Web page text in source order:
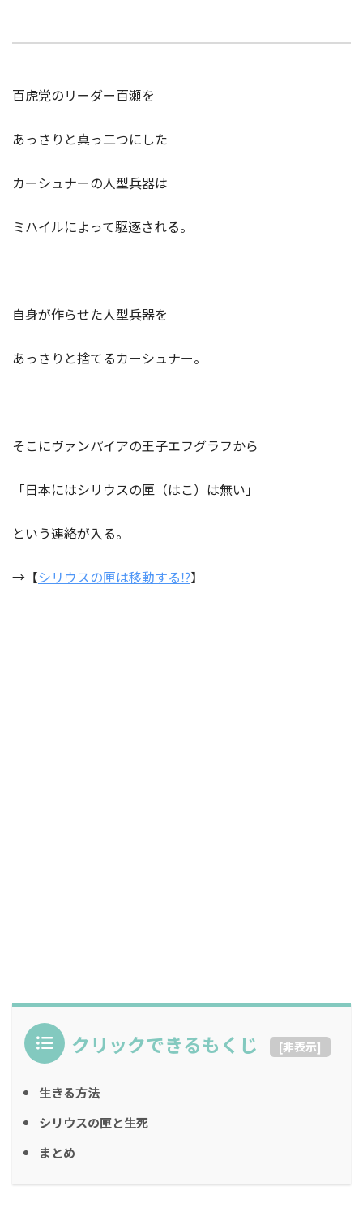
百虎党のリーダー百瀬を
あっさりと真っ二つにした
カーシュナーの人型兵器は
ミハイルによって駆逐される。
自身が作らせた人型兵器を
あっさりと捨てるカーシュナー。
そこにヴァンパイアの王子エフグラフから
「日本にはシリウスの匣（はこ）は無い」
という連絡が入る。
→【シリウスの匣は移動する⁉︎】
クリックできるもくじ [非表示]
生きる方法
シリウスの匣と生死
まとめ